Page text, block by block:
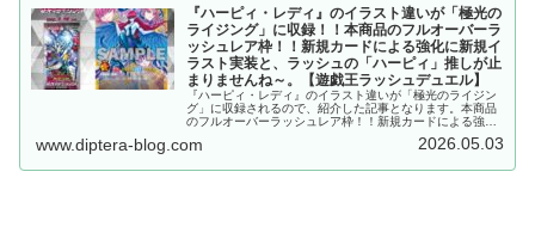
『ハーピィ・レディ』のイラスト違いが「極光の
ライジング」に収録！！本商品のフルオーバーラ
ッシュレア枠！！新規カードによる強化に新規イ
ラスト実装と、ラッシュの「ハーピィ」推しが止
まりませんね～。【遊戯王ラッシュデュエル】
『ハーピィ・レディ』のイラスト違いが「極光のライジン
グ」に収録されるので、紹介した記事となります。本商品
のフルオーバーラッシュレア枠！！新規カードによる強化
まりませんね～。【遊戯王ラッシュデュエル】
www.diptera-blog.com 2026.05.03